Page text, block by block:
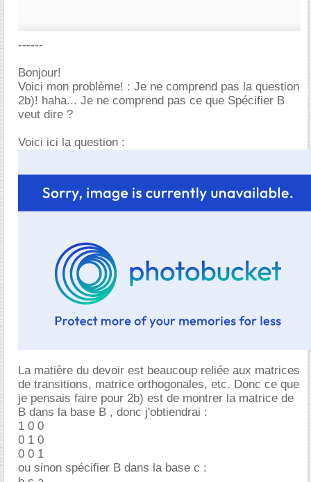
------
Bonjour!
Voici mon problème! : Je ne comprend pas la question
2b)! haha... Je ne comprend pas ce que Spécifier B
veut dire ?
Voici ici la question :
La matière du devoir est beaucoup reliée aux matrices
de transitions, matrice orthogonales, etc. Donc ce que
je pensais faire pour 2b) est de montrer la matrice de
B dans la base B , donc j'obtiendrai :
1 0 0
0 1 0
0 0 1
ou sinon spécifier B dans la base c :